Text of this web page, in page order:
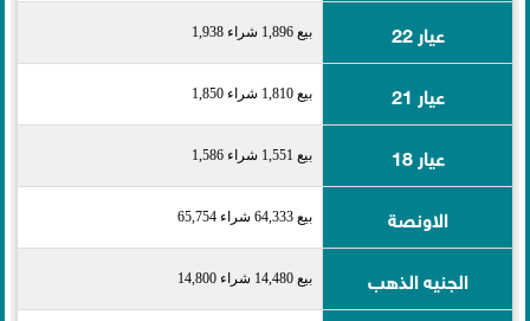
عيار 22 بيع 1,896 شراء 1,938
عيار 21 بيع 1,810 شراء 1,850
عيار 18 بيع 1,551 شراء 1,586
الاونصة بيع 64,333 شراء 65,754
الجنيه الذهب بيع 14,480 شراء 14,800